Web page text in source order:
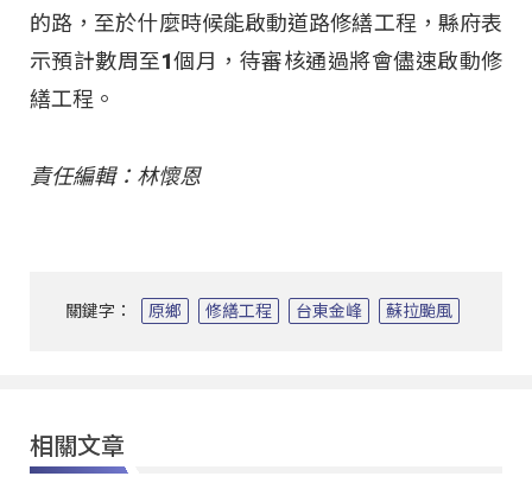
的路，至於什麼時候能啟動道路修繕工程，縣府表
示預計數周至1個月，待審核通過將會儘速啟動修
繕工程。
責任編輯：林懷恩
關鍵字： 原鄉 修繕工程 台東金峰 蘇拉颱風
相關文章